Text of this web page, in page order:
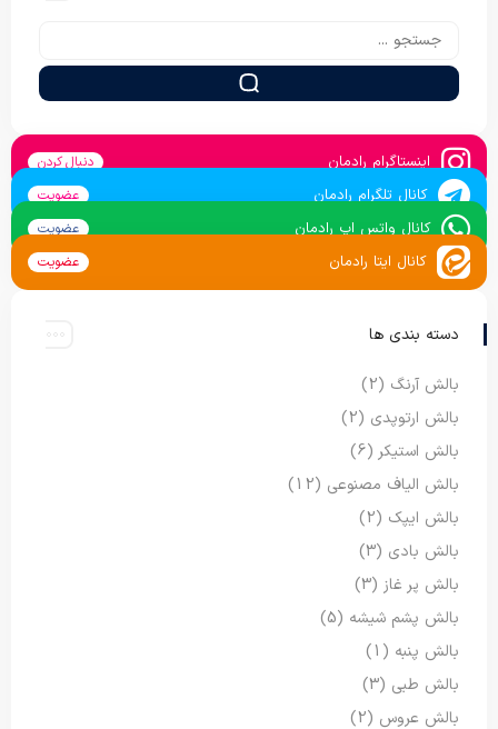
اینستاگرام رادمان دنبال کردن
کانال تلگرام رادمان عضویت
کانال واتس اپ رادمان عضویت
کانال ایتا رادمان عضویت
دسته بندی ها
بالش آرنگ (2)
بالش ارتوپدی (2)
بالش استیکر (6)
بالش الیاف مصنوعی (12)
بالش ایپک (2)
بالش بادی (3)
بالش پر غاز (3)
بالش پشم شیشه (5)
بالش پنبه (1)
بالش طبی (3)
بالش عروس (2)